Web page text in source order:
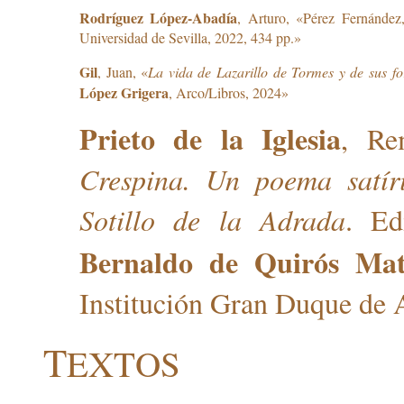
Rodríguez López-Abadía, Arturo, «Pérez
Universidad de Sevilla, 2022, 434 pp.»
Gil, Juan, «La vida de Lazarillo de Tormes y de sus
López Grigera, Arco/Libros, 2024»
Prieto de la Iglesia,
Crespina. Un poema
Sotillo de la Adrada.
Bernaldo de Quirós
Institución Gran Duque de
TEXTOS